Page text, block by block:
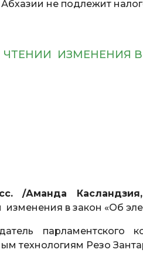
не подлежит
ИЗМЕНЕНИЯ В
/Аманда
в закон «Об
парламентского
технологиям Резо